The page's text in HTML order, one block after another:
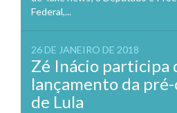
Federal,...
26 DE JANEIRO DE 2018
Zé Inácio participa
lançamento da
de Lula